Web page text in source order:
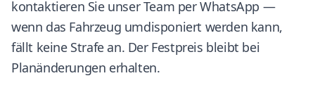
kontaktieren Sie unser Team per WhatsApp —
wenn das Fahrzeug umdisponiert werden kann,
fällt keine Strafe an. Der Festpreis bleibt bei
Planänderungen erhalten.